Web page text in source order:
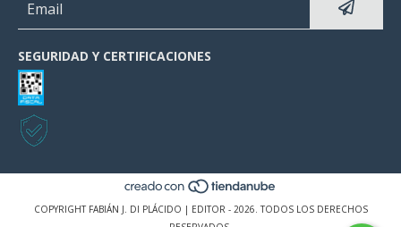
SEGURIDAD Y CERTIFICACIONES
COPYRIGHT FABIÁN J. DI PLÁCIDO | EDITOR - 2026. TODOS LOS DERECHOS